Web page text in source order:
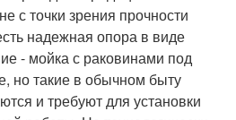
с точки зрения прочности
надежная опора в виде
- мойка с раковинами под
но такие в обычном быту
и требуют для установки